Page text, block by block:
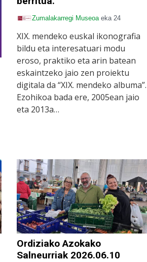
Zumalakarregi Museoa eka 24
XIX. mendeko euskal ikonografia
bildu eta interesatuari modu
eroso, praktiko eta arin batean
eskaintzeko jaio zen proiektu
digitala da “XIX. mendeko albuma”.
Ezohikoa bada ere, 2005ean jaio
eta 2013a…
Ordiziako Azokako
Salneurriak 2026.06.10